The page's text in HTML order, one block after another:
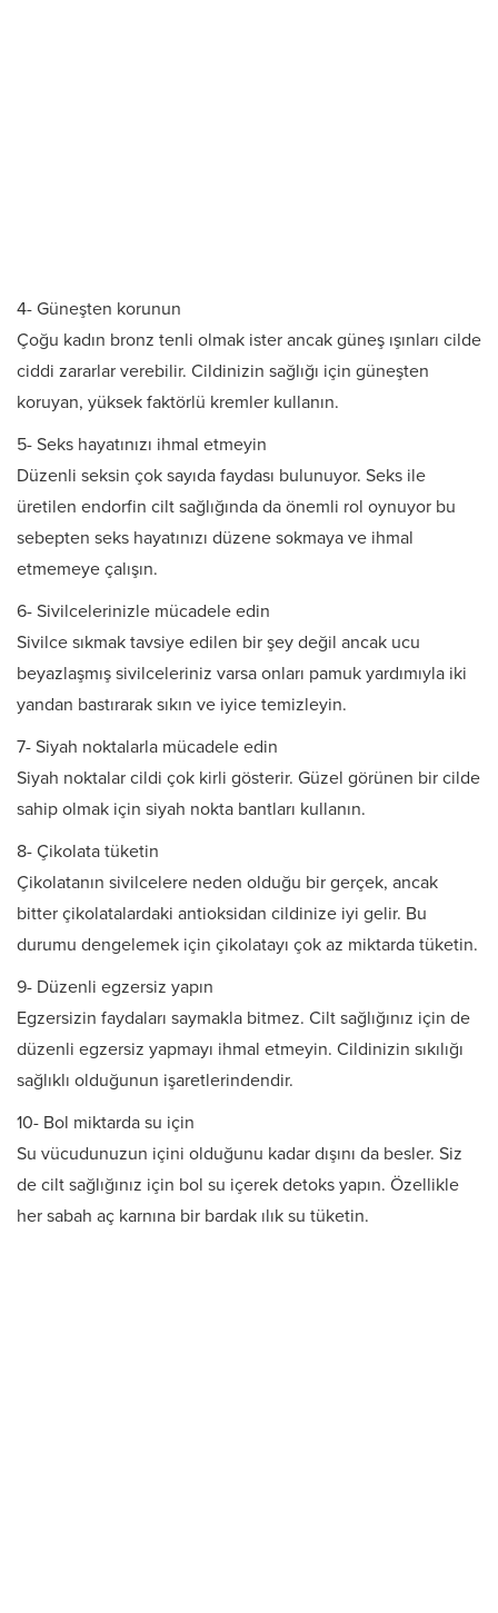
4- Güneşten korunun
Çoğu kadın bronz tenli olmak ister ancak güneş ışınları cilde
ciddi zararlar verebilir. Cildinizin sağlığı için güneşten
koruyan, yüksek faktörlü kremler kullanın.
5- Seks hayatınızı ihmal etmeyin
Düzenli seksin çok sayıda faydası bulunuyor. Seks ile
üretilen endorfin cilt sağlığında da önemli rol oynuyor bu
sebepten seks hayatınızı düzene sokmaya ve ihmal
etmemeye çalışın.
6- Sivilcelerinizle mücadele edin
Sivilce sıkmak tavsiye edilen bir şey değil ancak ucu
beyazlaşmış sivilceleriniz varsa onları pamuk yardımıyla iki
yandan bastırarak sıkın ve iyice temizleyin.
7- Siyah noktalarla mücadele edin
Siyah noktalar cildi çok kirli gösterir. Güzel görünen bir cilde
sahip olmak için siyah nokta bantları kullanın.
8- Çikolata tüketin
Çikolatanın sivilcelere neden olduğu bir gerçek, ancak
bitter çikolatalardaki antioksidan cildinize iyi gelir. Bu
durumu dengelemek için çikolatayı çok az miktarda tüketin.
9- Düzenli egzersiz yapın
Egzersizin faydaları saymakla bitmez. Cilt sağlığınız için de
düzenli egzersiz yapmayı ihmal etmeyin. Cildinizin sıkılığı
sağlıklı olduğunun işaretlerindendir.
10- Bol miktarda su için
Su vücudunuzun içini olduğunu kadar dışını da besler. Siz
de cilt sağlığınız için bol su içerek detoks yapın. Özellikle
her sabah aç karnına bir bardak ılık su tüketin.